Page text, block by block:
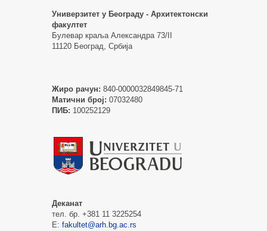
Универзитет у Београду - Архитектонски
факултет
Булевар краља Александра 73/II
11120 Београд, Србија
Жиро рачун: 840-0000032849845-71
Матични број: 07032480
ПИБ: 100252129
Деканат
тел. бр. +381 11 3225254
Е: fakultet@arh.bg.ac.rs